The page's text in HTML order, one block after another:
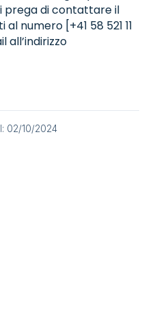
prega di contattare il
numero [+41 58 521 11
all’indirizzo
02/10/2024